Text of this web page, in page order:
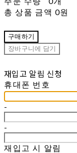
총 상품 금액 0원
구매하기
장바구니에 담기
재입고 알림 신청
휴대폰 번호
-
-
재입고 시 알림